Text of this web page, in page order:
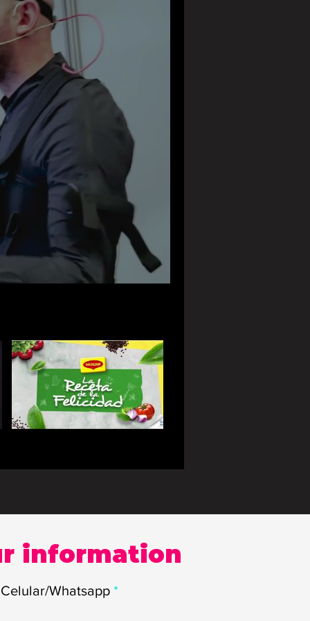
information
Celular/Whatsapp